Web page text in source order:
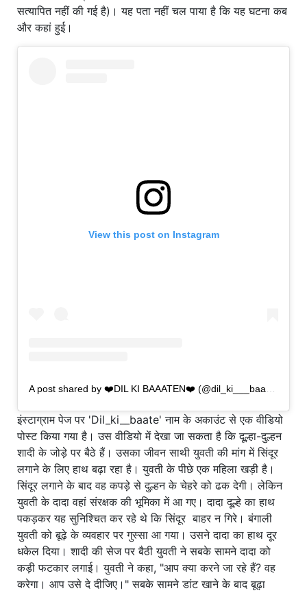
सत्यापित नहीं की गई है)। यह पता नहीं चल पाया है कि यह घटना कब
और कहां हुई।
View this post on Instagram
A post shared by ❤️DIL KI BAAATEN❤️ (@dil_ki___baaaten)
इंस्टाग्राम पेज पर 'Dil_ki__baate' नाम के अकाउंट से एक वीडियो
पोस्ट किया गया है। उस वीडियो में देखा जा सकता है कि दूल्हा-दुल्हन
शादी के जोड़े पर बैठे हैं। उसका जीवन साथी युवती की मांग में सिंदूर
लगाने के लिए हाथ बढ़ा रहा है। युवती के पीछे एक महिला खड़ी है।
सिंदूर लगाने के बाद वह कपड़े से दुल्हन के चेहरे को ढक देगी। लेकिन
युवती के दादा वहां संरक्षक की भूमिका में आ गए। दादा दूल्हे का हाथ
पकड़कर यह सुनिश्चित कर रहे थे कि सिंदूर बाहर न गिरे। बंगाली
युवती को बूढ़े के व्यवहार पर गुस्सा आ गया। उसने दादा का हाथ दूर
धकेल दिया। शादी की सेज पर बैठी युवती ने सबके सामने दादा को
कड़ी फटकार लगाई। युवती ने कहा, "आप क्या करने जा रहे हैं? वह
करेगा। आप उसे दे दीजिए।" सबके सामने डांट खाने के बाद बूढ़ा